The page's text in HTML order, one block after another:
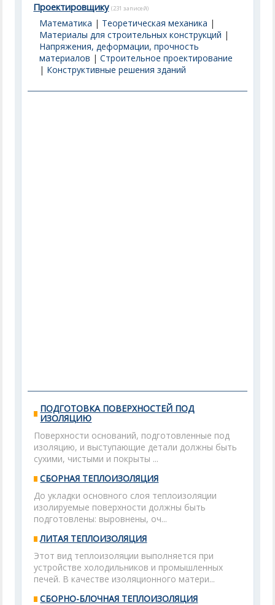
Проектировщику (231 записей)
Математика | Теоретическая механика |
Материалы для строительных конструкций |
Напряжения, деформации, прочность
материалов |Строительное проектирование
| Конструктивные решения зданий
ПОДГОТОВКА ПОВЕРХНОСТЕЙ ПОД
ИЗОЛЯЦИЮ
Поверхности оснований, подготовленные под
изоляцию, и выступающие детали должны быть
сухими, чистыми и покрыты ...
СБОРНАЯ ТЕПЛОИЗОЛЯЦИЯ
До укладки основного слоя теплоизоляции
изолируемые поверхности должны быть
подготовлены: выровнены, оч...
ЛИТАЯ ТЕПЛОИЗОЛЯЦИЯ
Этот вид теплоизоляции выполняется при
устройстве холодильников и промышленных
печей. В качестве изоляционного матери...
СБОРНО-БЛОЧНАЯ ТЕПЛОИЗОЛЯЦИЯ